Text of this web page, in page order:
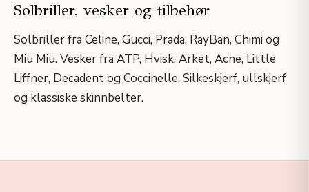
Solbriller, vesker og tilbehør
Solbriller fra Celine, Gucci, Prada, RayBan, Chimi og
Miu Miu. Vesker fra ATP, Hvisk, Arket, Acne, Little
Liffner, Decadent og Coccinelle. Silkeskjerf, ullskjerf
og klassiske skinnbelter.